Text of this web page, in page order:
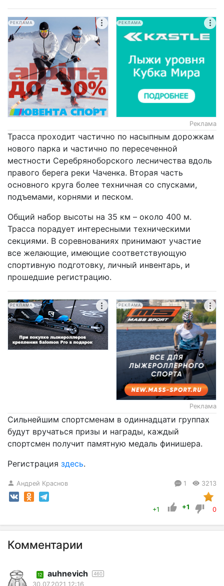
РЕКЛАМА РЕКЛАМА
Реклама
Трасса проходит частично по насыпным дорожкам
нового парка и частично по пересеченной
местности Серебряноборского лесничества вдоль
правого берега реки Чаченка. Вторая часть
основного круга более техничная со спусками,
подъемами, корнями и песком.
Общий набор высоты на 35 км – около 400 м.
Трасса порадует интересными техническими
секциями. В соревнованиях принимают участие
все желающие, имеющие соответствующую
спортивную подготовку, личный инвентарь, и
прошедшие регистрацию.
РЕКЛАМА РЕКЛАМА
Реклама
Сильнейшим спортсменам в одиннадцати группах
будут вручаться призы и награды, каждый
спортсмен получит памятную медаль финишера.
Регистрация здесь.
Андрей Краснов 1 3213
+1 +1 0
Комментарии
12 auhnevich 460
30.07.2021 12:16